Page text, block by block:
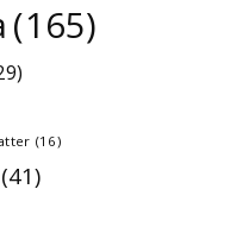
(165)
(16)
(41)